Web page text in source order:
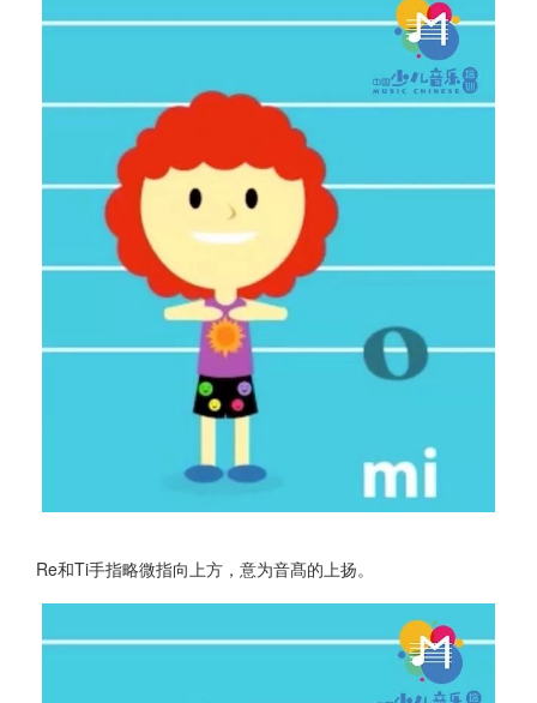
Re和Ti手指略微指向上方，意为音髙的上扬。